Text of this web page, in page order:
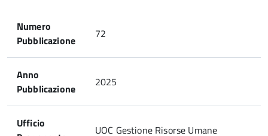
Numero
Pubblicazione
72
Anno
Pubblicazione
2025
Ufficio
UOC Gestione Risorse Umane